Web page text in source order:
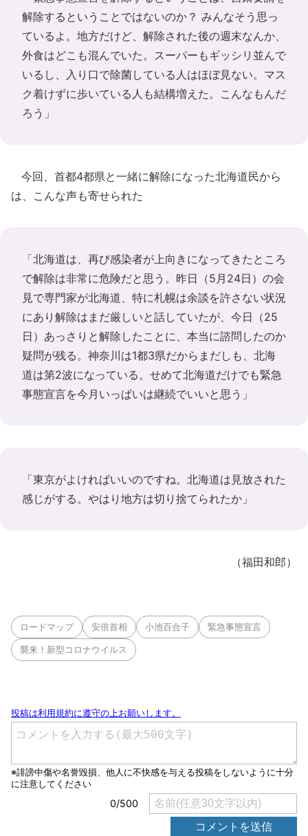
解除するということではないのか？ みんなそう思っ
ているよ。地方だけど、解除された後の週末なんか、
外食はどこも混んでいた。スーパーもギッシリ並んで
いるし、入り口で除菌している人はほぼ見ない。マス
ク着けずに歩いている人も結構増えた。こんなもんだ
ろう」
今回、首都4都県と一緒に解除になった北海道民から
は、こんな声も寄せられた
「北海道は、再び感染者が上向きになってきたところ
で解除は非常に危険だと思う。昨日（5月24日）の会
見で専門家が北海道、特に札幌は余談を許さない状況
にあり解除はまだ厳しいと話していたが、今日（25
日）あっさりと解除したことに、本当に諮問したのか
疑問が残る。神奈川は1都3県だからまだしも、北海
道は第2波になっている。せめて北海道だけでも緊急
事態宣言を今月いっぱいは継続でいいと思う」
「東京がよければいいのですね。北海道は見放された
感じがする。やはり地方は切り捨てられたか」
（福田和郎）
ロードマップ 安倍首相 小池百合子 緊急事態宣言
襲来！新型コロナウイルス